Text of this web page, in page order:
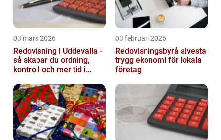
03 mars 2026
Redovisning i Uddevalla -
så skapar du ordning,
kontroll och mer tid i
03 februari 2026
Redovisningsbyrå alvesta
trygg ekonomi för lokala
företag